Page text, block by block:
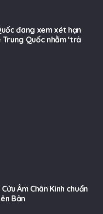
đang xem xét hạn
Quốc nhằm ‘trả
Âm Chân Kinh chuẩn
Bản